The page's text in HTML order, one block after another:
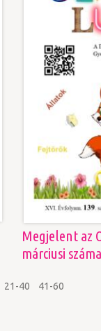
Megjelent az
márciusi
21-40 41-60